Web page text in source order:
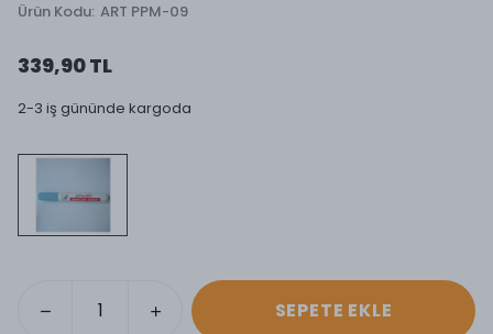
Ürün Kodu: ART PPM-09
339,90 TL
2-3 iş gününde kargoda
SEPETE EKLE